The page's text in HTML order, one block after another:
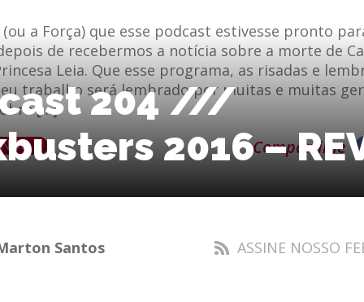
a Força) que esse podcast estivesse pronto
de recebermos a notícia sobre a morte de
Leia. Que esse programa, as risadas e
trabalho será lembrado por muitas e muitas
[…]
Compartilhe
204 ///
2016 –
Santos ASSINE NOSSO